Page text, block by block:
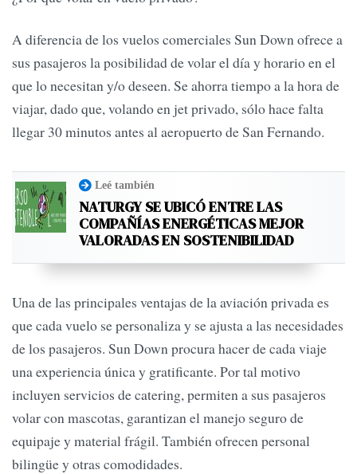
A diferencia de los vuelos comerciales Sun Down ofrece a
sus pasajeros la posibilidad de volar el día y horario en el
que lo necesitan y/o deseen. Se ahorra tiempo a la hora de
viajar, dado que, volando en jet privado, sólo hace falta
llegar 30 minutos antes al aeropuerto de San Fernando.
Leé también
NATURGY SE UBICÓ ENTRE LAS
COMPAÑÍAS ENERGÉTICAS MEJOR
VALORADAS EN SOSTENIBILIDAD
Una de las principales ventajas de la aviación privada es
que cada vuelo se personaliza y se ajusta a las necesidades
de los pasajeros. Sun Down procura hacer de cada viaje
una experiencia única y gratificante. Por tal motivo
incluyen servicios de catering, permiten a sus pasajeros
volar con mascotas, garantizan el manejo seguro de
equipaje y material frágil. También ofrecen personal
bilingüe y otras comodidades.